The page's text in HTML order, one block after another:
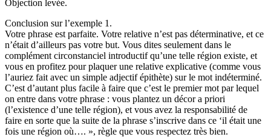
Objection levée.
Conclusion sur l’exemple 1.
Votre phrase est parfaite. Votre relative n’est pas déterminative, et ce
n’était d’ailleurs pas votre but. Vous dites seulement dans le
complément circonstanciel introductif qu’une telle région existe, et
vous en profitez pour plaquer une relative explicative (comme vous
l’auriez fait avec un simple adjectif épithète) sur le mot indéterminé.
C’est d’autant plus facile à faire que c’est le premier mot par lequel
on entre dans votre phrase : vous plantez un décor a priori
(l’existence d’une telle région), et vous avez la responsabilité de
faire en sorte que la suite de la phrase s’inscrive dans ce ‘il était une
fois une région où…. », règle que vous respectez très bien.